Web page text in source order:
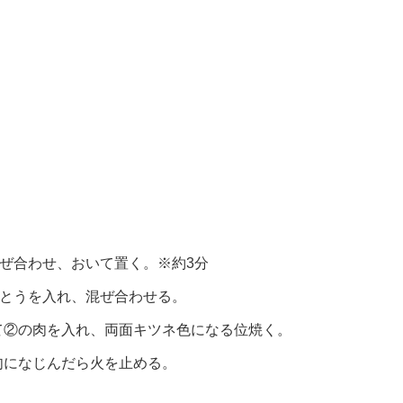
合わせ、おいて置く。※約3分
を入れ、混ぜ合わせる。
肉を入れ、両面キツネ色になる位焼く。
なじんだら火を止める。